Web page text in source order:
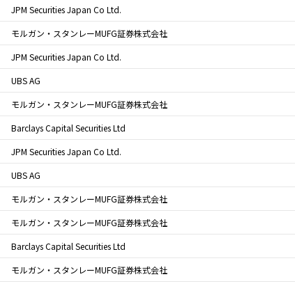
JPM Securities Japan Co Ltd.
モルガン・スタンレーMUFG証券株式会社
JPM Securities Japan Co Ltd.
UBS AG
モルガン・スタンレーMUFG証券株式会社
Barclays Capital Securities Ltd
JPM Securities Japan Co Ltd.
UBS AG
モルガン・スタンレーMUFG証券株式会社
モルガン・スタンレーMUFG証券株式会社
Barclays Capital Securities Ltd
モルガン・スタンレーMUFG証券株式会社